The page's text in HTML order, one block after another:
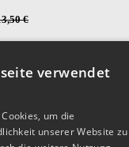
ohne Rabatt
€
für den
450 Meter Höhe
kurze
kontrollierte und
verwendet
um die
unserer Website zu